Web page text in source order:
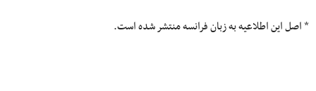
* اصل این اطلاعیه به زبان فرانسه منتشر شده‌ است.